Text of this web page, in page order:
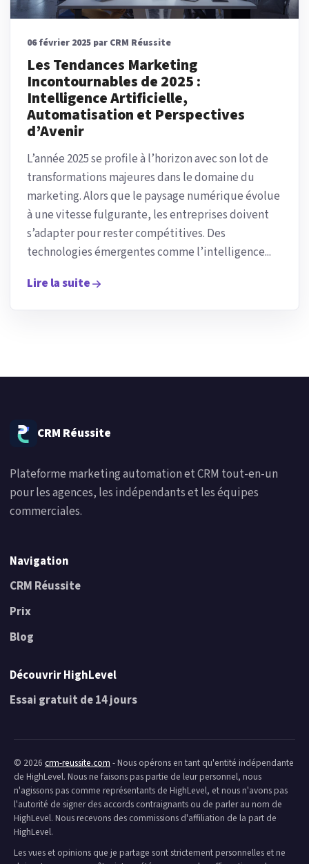
06 février 2025 par CRM Réussite
Les Tendances Marketing
Incontournables de 2025 :
Intelligence Artificielle,
Automatisation et Perspectives
d’Avenir
L’année 2025 se profile à l’horizon avec son lot de
transformations majeures dans le domaine du
marketing. Alors que le paysage numérique évolue
à une vitesse fulgurante, les entreprises doivent
s’adapter pour rester compétitives. Des
technologies émergentes comme l’intelligence...
Lire la suite
CRM Réussite
Plateforme marketing automation et CRM tout-en-un
pour les agences, les indépendants et les équipes
commerciales.
Navigation
CRM Réussite
Prix
Blog
Découvrir HighLevel
Essai gratuit de 14 jours
© 2026 crm-reussite.com - Nous opérons en tant qu'entité indépendante
de HighLevel. Nous ne faisons pas partie de leur personnel, nous
n'agissons pas comme représentants de HighLevel, et nous n'avons pas
l'autorité de signer des accords contraignants ou de parler au nom de
HighLevel. Nous recevons des commissions d'affiliation de la part de
HighLevel.
Les vues et opinions que je partage sont strictement personnelles et ne